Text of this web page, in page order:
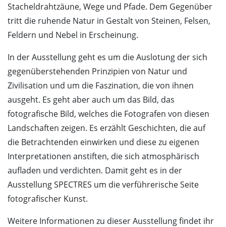
Stacheldrahtzäune, Wege und Pfade. Dem Gegenüber
tritt die ruhende Natur in Gestalt von Steinen, Felsen,
Feldern und Nebel in Erscheinung.
In der Ausstellung geht es um die Auslotung der sich
gegenüberstehenden Prinzipien von Natur und
Zivilisation und um die Faszination, die von ihnen
ausgeht. Es geht aber auch um das Bild, das
fotografische Bild, welches die Fotografen von diesen
Landschaften zeigen. Es erzählt Geschichten, die auf
die Betrachtenden einwirken und diese zu eigenen
Interpretationen anstiften, die sich atmosphärisch
aufladen und verdichten. Damit geht es in der
Ausstellung SPECTRES um die verführerische Seite
fotografischer Kunst.
Weitere Informationen zu dieser Ausstellung findet ihr